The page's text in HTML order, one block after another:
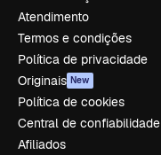
Atendimento
Termos e condições
Política de privacidade
Originais New
Política de cookies
Central de confiabilidade
Afiliados